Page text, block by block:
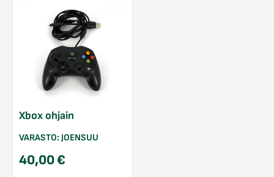
Xbox ohjain
VARASTO: JOENSUU
40,00€